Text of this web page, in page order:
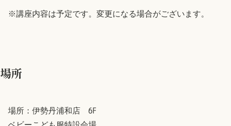
※講座内容は予定です。変更になる場合がございます。
場所
場所：伊勢丹浦和店 6F